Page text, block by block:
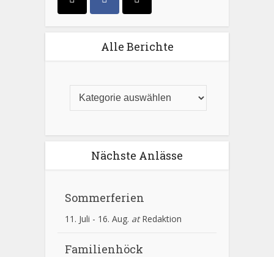
Alle Berichte
Nächste Anlässe
Sommerferien
11. Juli - 16. Aug. atRedaktion
Familienhöck